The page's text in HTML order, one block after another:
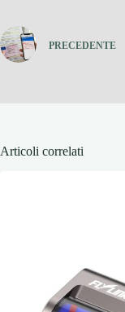
PRECEDENTE
Articoli correlati